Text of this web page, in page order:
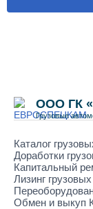
ООО ГК
Грузовые
Каталог
Доработки
Капитальный
Лизинг
Обмен и выкуп